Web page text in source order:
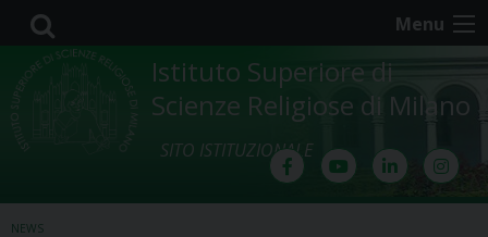
Skip
content
Menu
Istituto Superiore di
Scienze Religiose di Milano
SITO ISTITUZIONALE
NEWS